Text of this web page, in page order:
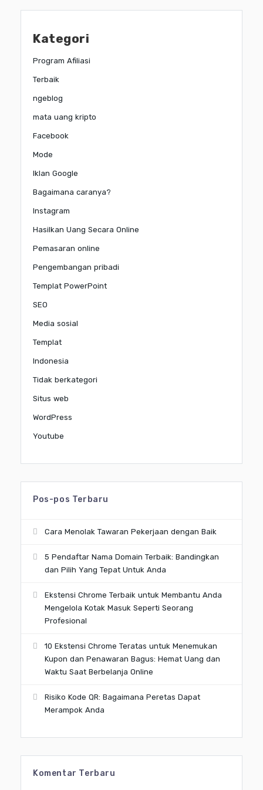
Kategori
Program Afiliasi
Terbaik
ngeblog
mata uang kripto
Facebook
Mode
Iklan Google
Bagaimana caranya?
Instagram
Hasilkan Uang Secara Online
Pemasaran online
Pengembangan pribadi
Templat PowerPoint
SEO
Media sosial
Templat
Indonesia
Tidak berkategori
Situs web
WordPress
Youtube
Pos-pos Terbaru
Cara Menolak Tawaran Pekerjaan dengan Baik
5 Pendaftar Nama Domain Terbaik: Bandingkan
dan Pilih Yang Tepat Untuk Anda
Ekstensi Chrome Terbaik untuk Membantu Anda
Mengelola Kotak Masuk Seperti Seorang
Profesional
10 Ekstensi Chrome Teratas untuk Menemukan
Kupon dan Penawaran Bagus: Hemat Uang dan
Waktu Saat Berbelanja Online
Risiko Kode QR: Bagaimana Peretas Dapat
Merampok Anda
Komentar Terbaru